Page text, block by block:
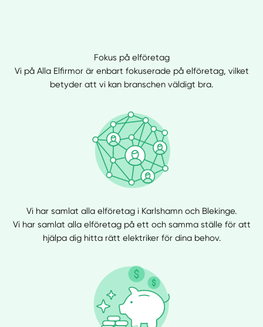
Fokus på elföretag
Vi på Alla Elfirmor är enbart fokuserade på elföretag, vilket
betyder att vi kan branschen väldigt bra.
Vi har samlat alla elföretag i Karlshamn och Blekinge.
Vi har samlat alla elföretag på ett och samma ställe för att
hjälpa dig hitta rätt elektriker för dina behov.